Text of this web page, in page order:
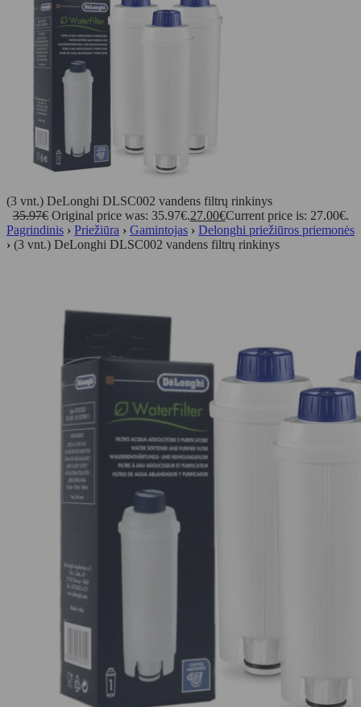
(3 vnt.) DeLonghi DLSC002 vandens filtrų rinkinys
35.97€ Original price was: 35.97€.27.00€Current price is: 27.00€.
Pagrindinis › Priežiūra › Gamintojas › Delonghi priežiūros priemonės
› (3 vnt.) DeLonghi DLSC002 vandens filtrų rinkinys